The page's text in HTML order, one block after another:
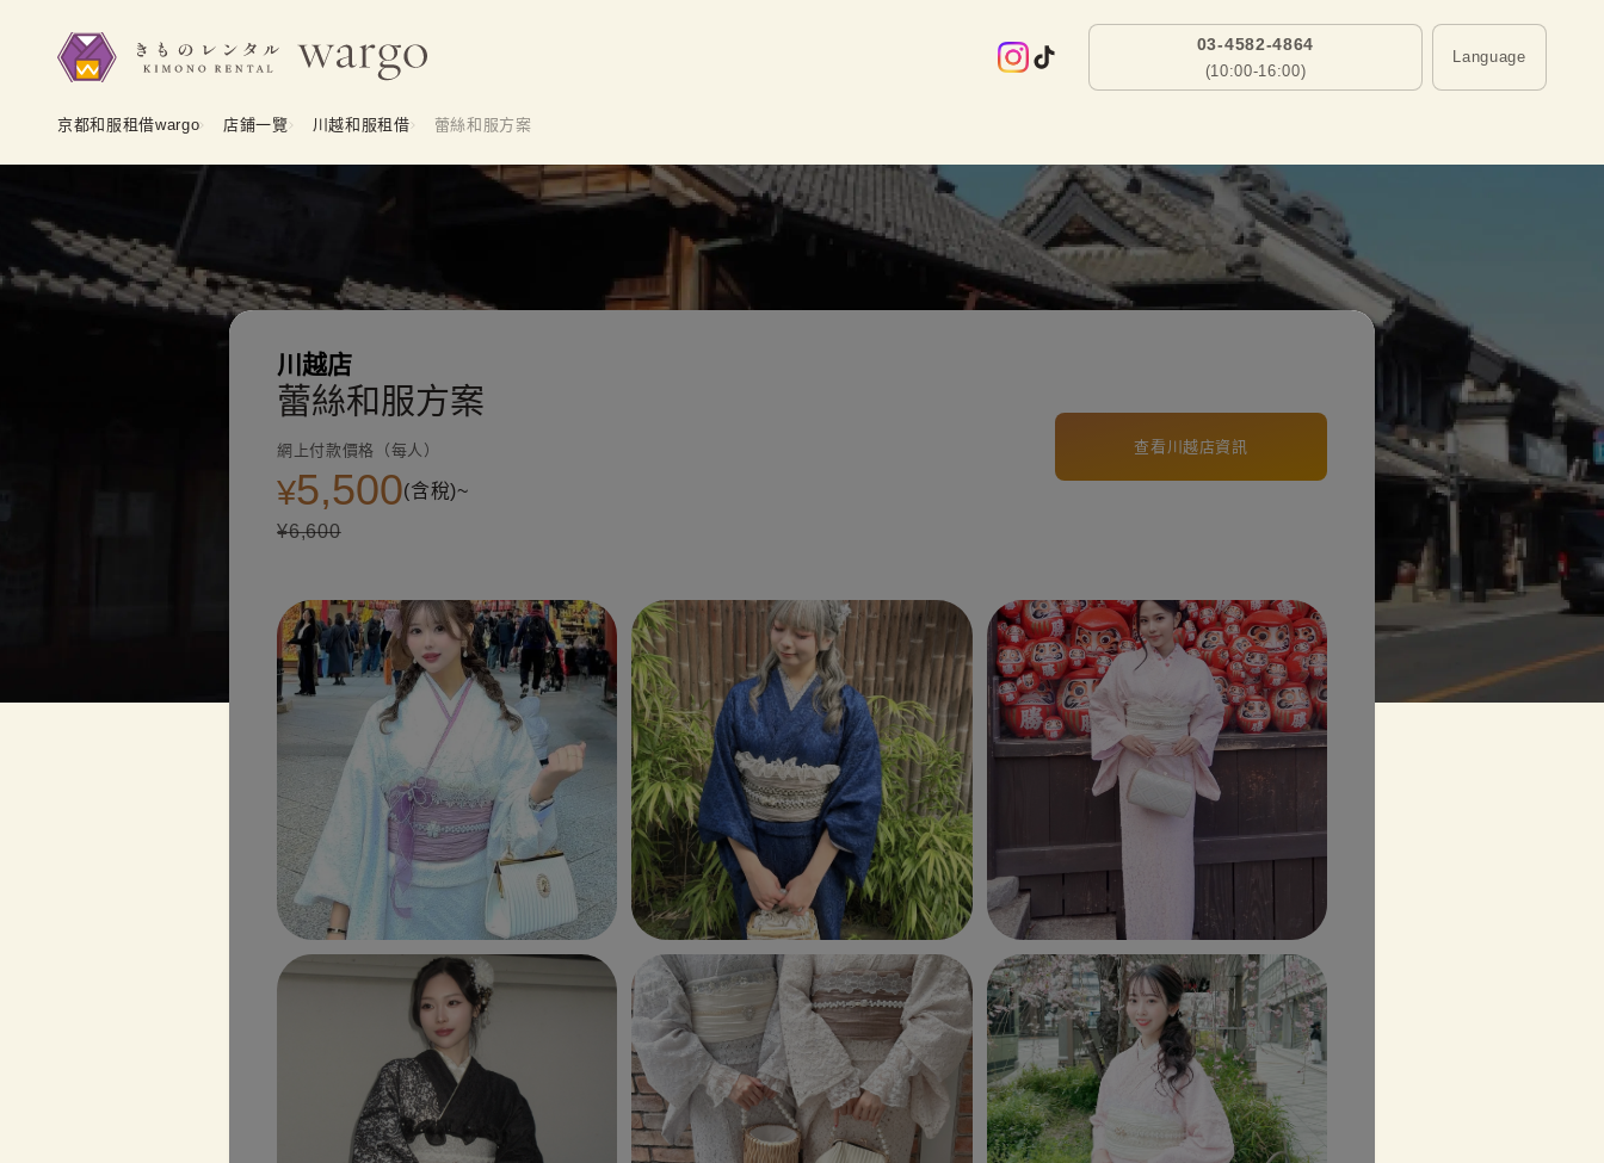
03-4582-4864
(10:00-16:00)
Language
京都和服租借wargo 店鋪一覽 川越和服租借 蕾絲和服方案
蕾絲和服方案
川越店
網上付款價格（每人）
¥5,500(含稅)~
¥6,600
查看川越店資訊